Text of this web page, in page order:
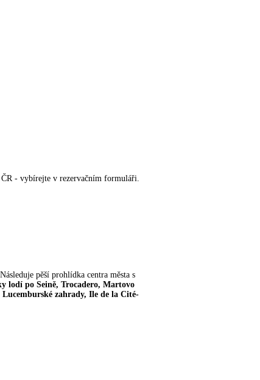
- vybírejte v rezervačním formuláři.
pěší prohlídka centra města s
po Seině, Trocadero, Martovo
zahrady, Ile de la Cité-